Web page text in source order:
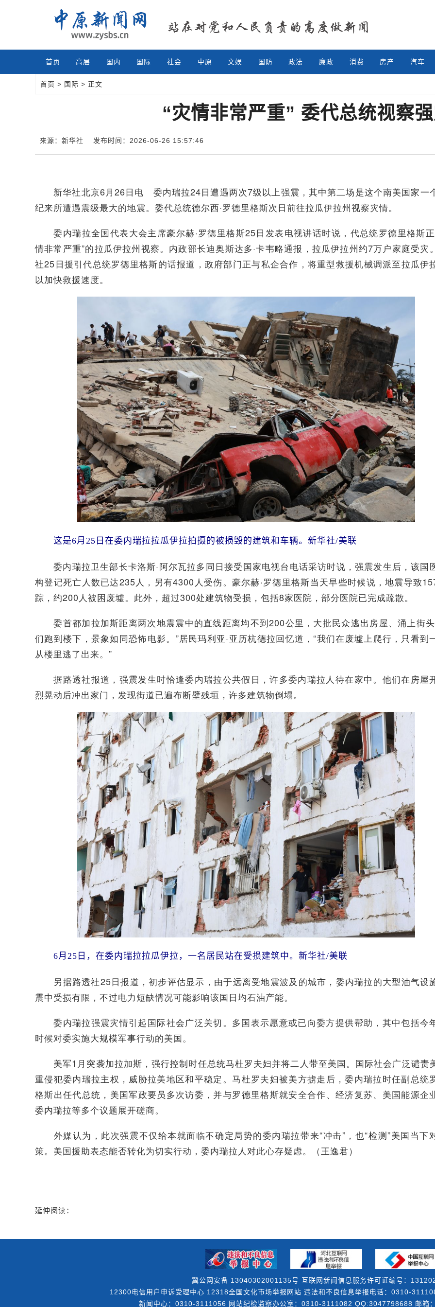
首页 高层 国内 国际 社会 中原 文娱 国防 政法 廉政 消费 房产 汽车
首页 > 国际 > 正文
“灾情非常严重” 委代总统视察
来源：新华社 发布时间：2026-06-26 15:57:46
新华社北京6月26日电 委内瑞拉24日遭遇两次7级以上强震，其中第二场是这个南美国家一
纪来所遭遇震级最大的地震。委代总统德尔西·罗德里格斯次日前往拉瓜伊拉州视察灾情。
委内瑞拉全国代表大会主席豪尔赫·罗德里格斯25日发表电视讲话时说，代总统罗德里格斯
情非常严重”的拉瓜伊拉州视察。内政部长迪奥斯达多·卡韦略通报，拉瓜伊拉州约7万户家庭受灾
社25日援引代总统罗德里格斯的话报道，政府部门正与私企合作，将重型救援机械调派至拉瓜伊
以加快救援速度。
这是6月25日在委内瑞拉拉瓜伊拉拍摄的被损毁的建筑和车辆。新华社/美联
委内瑞拉卫生部长卡洛斯·阿尔瓦拉多同日接受国家电视台电话采访时说，强震发生后，该国
构登记死亡人数已达235人，另有4300人受伤。豪尔赫·罗德里格斯当天早些时候说，地震导致
踪，约200人被困废墟。此外，超过300处建筑物受损，包括8家医院，部分医院已完成疏散。
委首都加拉加斯距离两次地震震中的直线距离均不到200公里，大批民众逃出房屋、涌上街
们跑到楼下，景象如同恐怖电影。”居民玛利亚·亚历杭德拉回忆道，“我们在废墟上爬行，只看到
从楼里逃了出来。”
据路透社报道，强震发生时恰逢委内瑞拉公共假日，许多委内瑞拉人待在家中。他们在房屋
烈晃动后冲出家门，发现街道已遍布断壁残垣，许多建筑物倒塌。
6月25日，在委内瑞拉拉瓜伊拉，一名居民站在受损建筑中。新华社/美联
另据路透社25日报道，初步评估显示，由于远离受地震波及的城市，委内瑞拉的大型油气设
震中受损有限，不过电力短缺情况可能影响该国日均石油产能。
委内瑞拉强震灾情引起国际社会广泛关切。多国表示愿意或已向委方提供帮助，其中包括今
时候对委实施大规模军事行动的美国。
美军1月突袭加拉加斯，强行控制时任总统马杜罗夫妇并将二人带至美国。国际社会广泛谴责
重侵犯委内瑞拉主权，威胁拉美地区和平稳定。马杜罗夫妇被美方掳走后，委内瑞拉时任副总统
格斯出任代总统，美国军政要员多次访委，并与罗德里格斯就安全合作、经济复苏、美国能源企
委内瑞拉等多个议题展开磋商。
外媒认为，此次强震不仅给本就面临不确定局势的委内瑞拉带来“冲击”，也“检测”美国当下
策。美国援助表态能否转化为切实行动，委内瑞拉人对此心存疑虑。（王逸君）
延伸阅读：
冀公网安备 13040302001135号 互联网新闻信息服务许可证编号：
12300电信用户申诉受理中心 12318全国文化市场举报网站 违法和不良信息举报电话：0310-
新闻中心：0310-3111056 网站纪检监察办公室：0310-3111082 QQ:3047798688 邮箱